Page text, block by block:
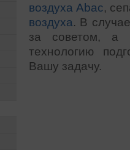
воздуха Abac,
воздуха. В
за советом, а
технологию
Вашу задачу.